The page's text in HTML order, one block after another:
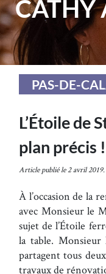
CATHY
PAS-DE-
L’Étoile de
plan précis !
Article publié le 2 avril 2019.
À l’occasion de la
avec Monsieur le
sujet de l’Étoile
la table. Monsieur
partagent tous
travaux de